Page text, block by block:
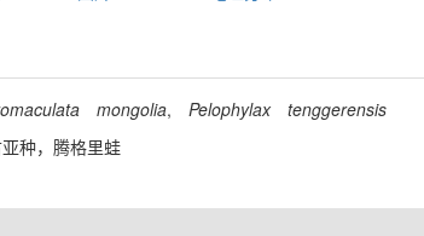
mongolia, Pelophylax
tenggerensis
种，腾格里蛙